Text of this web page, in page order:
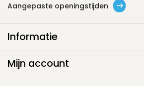
Aangepaste openingstijden
Informatie
Mijn account